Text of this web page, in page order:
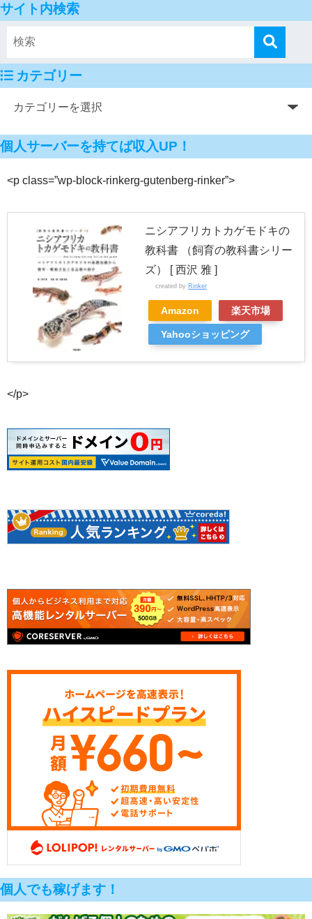
サイト内検索
カテゴリー
個人サーバーを持てば収入UP！
<p class=”wp-block-rinkerg-gutenberg-rinker”>
ニシアフリカトカゲモドキの
教科書 （飼育の教科書シリー
ズ） [ 西沢 雅 ]
created by Rinker
Amazon 楽天市場
Yahooショッピング
</p>
個人でも稼げます！